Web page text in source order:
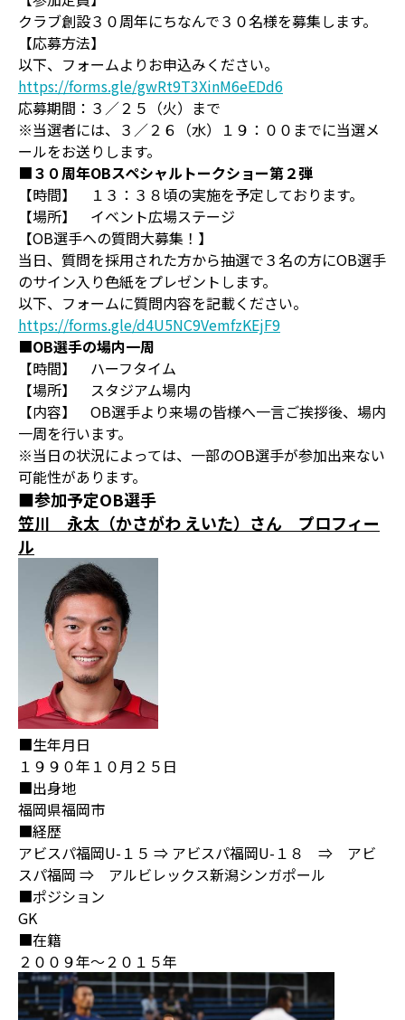
クラブ創設３０周年にちなんで３０名様を募集します。
【応募方法】
以下、フォームよりお申込みください。
https://forms.gle/gwRt9T3XinM6eEDd6
応募期間：３／２５（火）まで
※当選者には、３／２６（水）１９：００までに当選メ
ールをお送りします。
■３０周年OBスペシャルトークショー第２弾
【時間】 １３：３８頃の実施を予定しております。
【場所】 イベント広場ステージ
【OB選手への質問大募集！】
当日、質問を採用された方から抽選で３名の方にOB選手
のサイン入り色紙をプレゼントします。
以下、フォームに質問内容を記載ください。
https://forms.gle/d4U5NC9VemfzKEjF9
■OB選手の場内一周
【時間】 ハーフタイム
【場所】 スタジアム場内
【内容】 OB選手より来場の皆様へ一言ご挨拶後、場内
一周を行います。
※当日の状況によっては、一部のOB選手が参加出来ない
可能性があります。
■参加予定OB選手
笠川 永太（かさがわ えいた）さん プロフィー
ル
■生年月日
１９９０年１０月２５日
■出身地
福岡県福岡市
■経歴
アビスパ福岡U-１５ ⇒ アビスパ福岡U-１８ ⇒ アビ
スパ福岡 ⇒ アルビレックス新潟シンガポール
■ポジション
GK
■在籍
２００９年～２０１５年